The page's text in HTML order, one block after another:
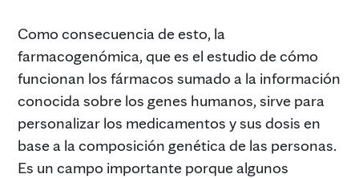
Como consecuencia de esto, la
farmacogenómica, que es el estudio de cómo
funcionan los fármacos sumado a la información
conocida sobre los genes humanos, sirve para
personalizar los medicamentos y sus dosis en
base a la composición genética de las personas.
Es un campo importante porque algunos